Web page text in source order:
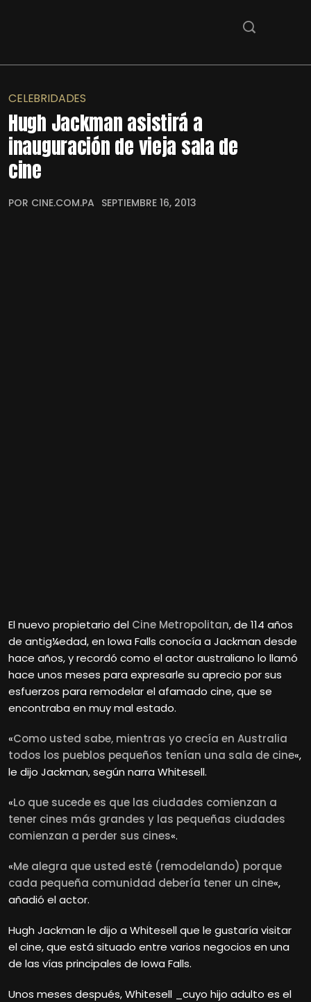
CELEBRIDADES
Hugh Jackman asistirá a
inauguración de vieja sala de
cine
POR CINE.COM.PA SEPTIEMBRE 16, 2013
El nuevo propietario del Cine Metropolitan, de 114 años
de antig¼edad, en Iowa Falls conocía a Jackman desde
hace años, y recordó como el actor australiano lo llamó
hace unos meses para expresarle su aprecio por sus
esfuerzos para remodelar el afamado cine, que se
encontraba en muy mal estado.
«Como usted sabe, mientras yo crecía en Australia
todos los pueblos pequeños tenían una sala de cine«,
le dijo Jackman, según narra Whitesell.
«Lo que sucede es que las ciudades comienzan a
tener cines más grandes y las pequeñas ciudades
comienzan a perder sus cines«.
«Me alegra que usted esté (remodelando) porque
cada pequeña comunidad debería tener un cine«,
añadió el actor.
Hugh Jackman le dijo a Whitesell que le gustaría visitar
el cine, que está situado entre varios negocios en una
de las vías principales de Iowa Falls.
Unos meses después, Whitesell _cuyo hijo adulto es el